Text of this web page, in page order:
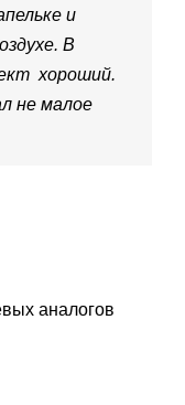
и
В
хороший.
не малое
аналогов